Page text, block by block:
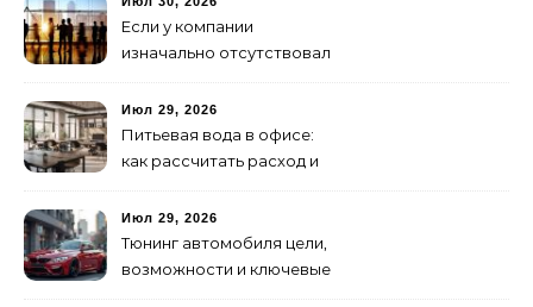
Если у компании
изначально отсутствовал
как не утонуть в хаосе
Июл 29, 2026
Питьевая вода в офисе:
как рассчитать расход и
Июл 29, 2026
Тюнинг автомобиля цели,
возможности и ключевые